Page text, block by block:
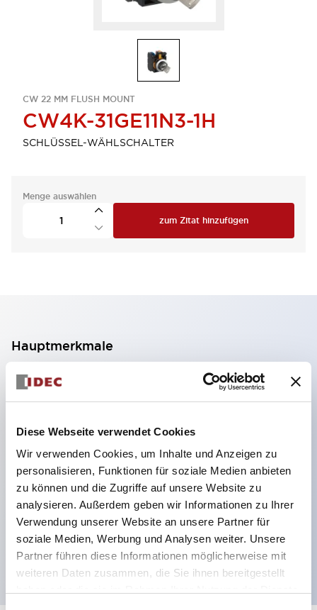
Diese Webseite verwendet Cookies
Wir verwenden Cookies, um Inhalte und Anzeigen zu
personalisieren, Funktionen für soziale Medien anbieten
zu können und die Zugriffe auf unsere Website zu
analysieren. Außerdem geben wir Informationen zu Ihrer
Verwendung unserer Website an unsere Partner für
soziale Medien, Werbung und Analysen weiter. Unsere
Partner führen diese Informationen möglicherweise mit
weiteren Daten zusammen, die Sie ihnen bereitgestellt
CW 22 MM FLUSH MOUNT
CW4K-31GE11N3-1H
SCHLÜSSEL-WÄHLSCHALTER
Menge auswählen
zum Zitat hinzufügen
Hauptmerkmale
2-Kontakt-Block mit 2 Stufen, ermöglicht eine 4-
Kontakt-Konfiguration (Gewährleistung der
Isolierung zwischen den 2 Kontakten).
59,9 mm (※ 22-stufiger Kontaktblock).
Platzsparendes Design möglich.
Sicherheitsstruktur der 3. Generation: 2-Aktions-
Freisetzung, integrierter Schutz, IP20-
Fingerschutzstruktur